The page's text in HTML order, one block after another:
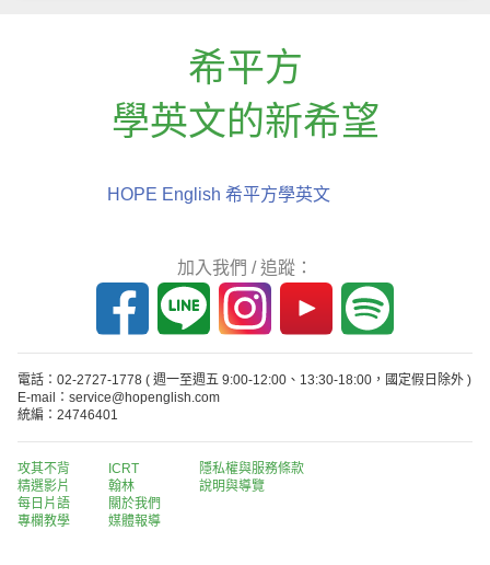
希平方
學英文的新希望
HOPE English 希平方學英文
加入我們 / 追蹤：
電話：02-2727-1778 ( 週一至週五 9:00-12:00、13:30-18:00，國定假日除外 )
E-mail：service@hopenglish.com
統編：24746401
攻其不背
精選影片
每日片語
專欄教學
ICRT
翰林
關於我們
媒體報導
隱私權與服務條款
說明與導覽